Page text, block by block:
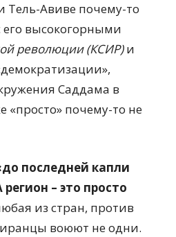
Тель-Авиве почему-то
высокогорными
революции (КСИР)и
Саддама в
«просто» почему-то не
последней капли
– это просто
из стран, против
иранцы воюют не одни.